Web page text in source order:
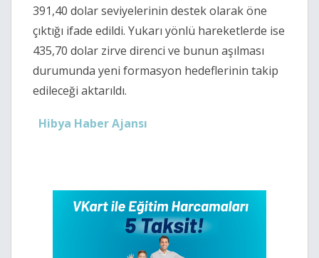
391,40 dolar seviyelerinin destek olarak öne
çıktığı ifade edildi. Yukarı yönlü hareketlerde ise
435,70 dolar zirve direnci ve bunun aşılması
durumunda yeni formasyon hedeflerinin takip
edileceği aktarıldı.
Hibya Haber Ajansı